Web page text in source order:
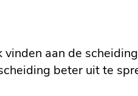
aan de
beter uit te